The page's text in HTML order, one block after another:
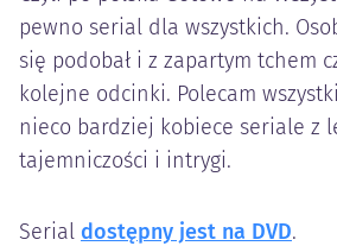
pewno serial dla wszystkich.
się podobał i z zapartym tchem
kolejne odcinki. Polecam
nieco bardziej kobiece seriale z
tajemniczości i intrygi.
Serial dostępny jest na DVD.